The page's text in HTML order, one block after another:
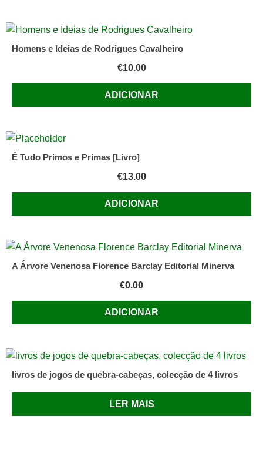
Homens e Ideias de Rodrigues Cavalheiro
€10.00
ADICIONAR
É Tudo Primos e Primas [Livro]
€13.00
ADICIONAR
A Árvore Venenosa Florence Barclay Editorial Minerva
€0.00
ADICIONAR
livros de jogos de quebra-cabeças, colecção de 4 livros
LER MAIS